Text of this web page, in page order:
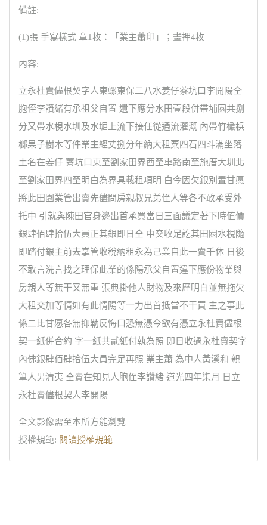
備註:
(1)張 手寫樣式 章1枚：「業主蕭印」；畫押4枚
內容:
立永杜賣儘根契字人東螺東保二八水姜仔藔坑口李開陽仝
胞侄李讚緒有承祖父自置 遺下應分水田壹段併帶埔園共捌
分又帶水梘水圳及水堀上流下接任從通流灌溉 內帶竹欉梹
榔果子樹木等件業主經丈捌分年納大租粟四石四斗滿坐落
土名在姜仔 藔坑口東至劉家田界西至車路南至施厝大圳北
至劉家田界四至明白為界具載租項明 白今因欠銀別置甘愿
將此田園業管出賣先儘問房親叔兄弟侄人等各不敢承受外
托中 引就與陳田官身邊出首承買當日三面議定著下時值價
銀肆佰肆拾伍大員正其銀即日仝 中交收足訖其田園水梘隨
即踏付銀主前去掌管收稅納租永為己業自此一賣千休 日後
不敢言洗言找之理保此業的係陽承父自置違下應份物業與
房親人等無干又無重 張典掛他人財物及來歷明白並無拖欠
大租交加等情如有此情陽等一力出首抵當不干買 主之事此
係二比甘愿各無抑勒反悔口恐無憑今欲有憑立永杜賣儘根
契一紙併合約 字一紙共貳紙付執為照 即日收過永杜賣契字
內佛銀肆佰肆拾伍大員完足再照 業主蕭 為中人黃溪和 親
筆人男清夷 仝賣在知見人胞侄李讚緒 道光四年柒月 日立
永杜賣儘根契人李開陽
全文影像需至本所方能瀏覽
授權規範: 閱讀授權規範